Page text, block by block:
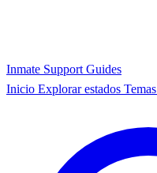
Inmate Support Guides
Inicio Explorar estados Temas